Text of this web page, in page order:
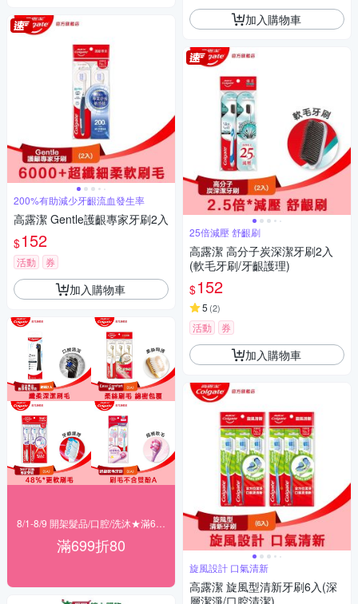
200%有助減少牙齦流血發生率
高露潔 Gentle護齦專家牙刷2入
$152
活動 券
加入購物車
滿699折80
加入購物車
25倍減壓 舒齦刷
高露潔 高分子炭深潔牙刷2入
(軟毛牙刷/牙齦護理)
$152
5 (2)
活動 券
加入購物車
旋風設計 口氣清新
高露潔 旋風型清新牙刷6入(深